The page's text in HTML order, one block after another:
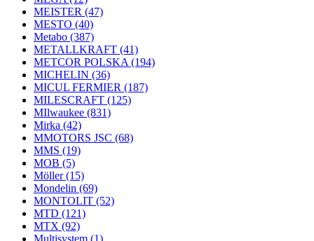
MEISTER (47)
MESTO (40)
Metabo (387)
METALLKRAFT (41)
METCOR POLSKA (194)
MICHELIN (36)
MICUL FERMIER (187)
MILESCRAFT (125)
MIlwaukee (831)
Mirka (42)
MMOTORS JSC (68)
MMS (19)
MOB (5)
Möller(15)
Mondelin (69)
MONTOLIT (52)
MTD (121)
MTX (92)
Multisystem (1)